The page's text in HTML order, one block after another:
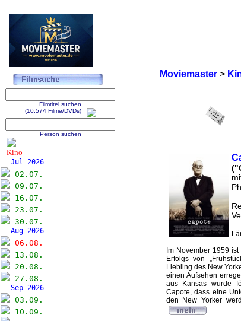
Moviemaster>
Im November 1959
Erfolgs von
Liebling des New
einen Aufsehen
aus Kansas wurde
Capote, dass eine
den New Yorker
Filmtitel suchen
(10.574 Filme/DVDs)
Person suchen
Kino
Jul 2026
02.07.
09.07.
16.07.
23.07.
30.07.
Aug 2026
06.08.
13.08.
20.08.
27.08.
Sep 2026
03.09.
10.09.